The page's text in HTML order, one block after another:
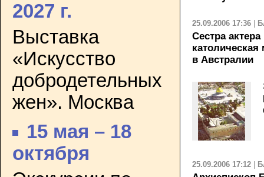
2027 г.
Выставка
«Искусство
добродетельных
жен». Москва
15 мая – 18
октября
25.09.2006 17:36
Сестра
католическая
в Австралии
25.09.2006 17:12